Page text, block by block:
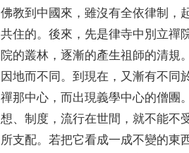
佛教到中國來 ，雖沒有全依律制 ，
共住的。後來 ， 先是律寺中別立禪
院的叢林 ，逐漸的產生祖師的清規
因地而不同 。到現在 ， 又漸有不同
禪那中心 ， 而出現義學中心的僧團
想、制度 ，流行在世間 ，就不能不
所支配。若把它看成一成不變的東